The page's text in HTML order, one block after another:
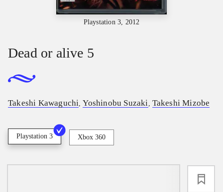
Playstation 3, 2012
Dead or alive 5
Takeshi Kawaguchi ,Yoshinobu Suzaki Takeshi Mizobe
Playstation 3 Xbox 360